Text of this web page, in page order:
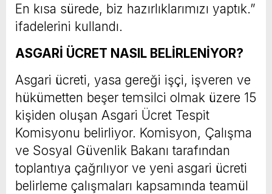
En kısa sürede, biz hazırlıklarımızı yaptık.”
ifadelerini kullandı.
ASGARİ ÜCRET NASIL BELİRLENİYOR?
Asgari ücreti, yasa gereği işçi, işveren ve
hükümetten beşer temsilci olmak üzere 15
kişiden oluşan Asgari Ücret Tespit
Komisyonu belirliyor. Komisyon, Çalışma
ve Sosyal Güvenlik Bakanı tarafından
toplantıya çağrılıyor ve yeni asgari ücreti
belirleme çalışmaları kapsamında teamül